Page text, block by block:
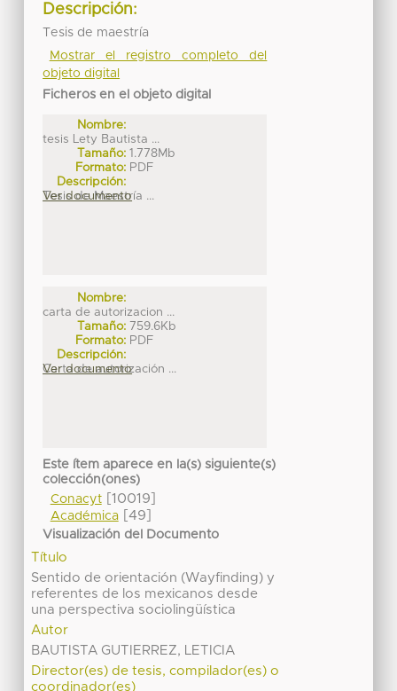
Descripción:
Tesis de maestría
Mostrar el registro completo del
objeto digital
Ficheros en el objeto digital
Nombre:
tesis Lety Bautista ...
Tamaño: 1.778Mb
Formato: PDF
Descripción:
Tesis de Maestría ...
Ver documento
Nombre:
carta de autorizacion ...
Tamaño: 759.6Kb
Formato: PDF
Descripción:
Carta de autorización ...
Ver documento
Este ítem aparece en la(s) siguiente(s)
colección(ones)
Conacyt[10019]
Académica[49]
Visualización del Documento
Título
Sentido de orientación (Wayfinding) y
referentes de los mexicanos desde
una perspectiva sociolingüística
Autor
BAUTISTA GUTIERREZ, LETICIA
Director(es) de tesis, compilador(es) o
coordinador(es)